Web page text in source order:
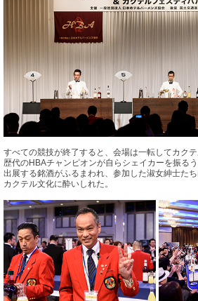
すべての競技が終了すると、会場は一転してカクテ
歴代のHBAチャンピオンが自らシェイカーを振る
出展する銘酒がふるまわれ、参加した淑女紳士た
カクテル文化に酔いしれた。